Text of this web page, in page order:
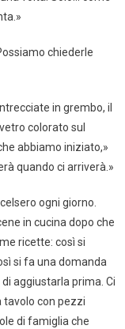
chiederle
in grembo, il
colorato sul
abbiamo iniziato,»
quando ci arriverà.»
ogni giorno.
in cucina dopo che
ricette: così si
si fa una domanda
aggiustarla prima. Ci
tavolo con pezzi
di famiglia che